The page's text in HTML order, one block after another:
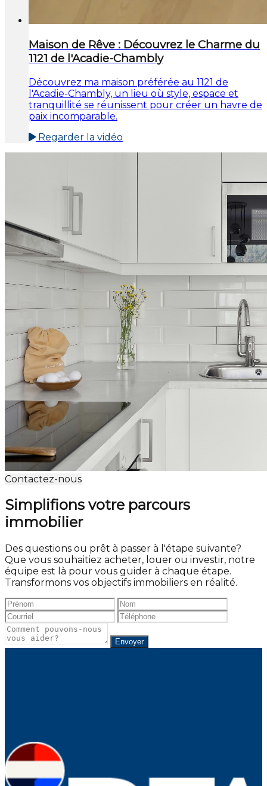
Maison de Rêve : Découvrez le Charme du
1121 de l'Acadie-Chambly
Découvrez ma maison préférée au 1121 de
l'Acadie-Chambly, un lieu où style, espace et
tranquillité se réunissent pour créer un havre de
paix incomparable.
Regarder la vidéo
Contactez-nous
Simplifions votre parcours
immobilier
Des questions ou prêt à passer à l'étape suivante?
Que vous souhaitiez acheter, louer ou investir, notre
équipe est là pour vous guider à chaque étape.
Transformons vos objectifs immobiliers en réalité.
Envoyer